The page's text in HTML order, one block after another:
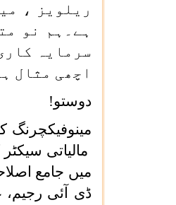
ریلویز ،
ہے۔ہم نو
سرمایہ
اچھی مثال
دوستو!
مالیاتی
میں جامع
ڈی آئی